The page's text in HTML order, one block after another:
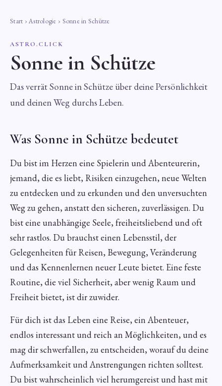
Start ›Astrologie › Sonne in Schütze
ASTRO.CLICK
Sonne in Schütze
Das verrät Sonne in Schütze über deine Persönlichkeit
und deinen Weg durchs Leben.
Was Sonne in Schütze bedeutet
Du bist im Herzen eine Spielerin und Abenteurerin,
jemand, die es liebt, Risiken einzugehen, neue Welten
zu entdecken und zu erkunden und den unversuchten
Weg zu gehen, anstatt den sicheren, zuverlässigen. Du
bist eine unabhängige Seele, freiheitsliebend und oft
sehr rastlos. Du brauchst einen Lebensstil, der
Gelegenheiten für Reisen, Bewegung, Veränderung
und das Kennenlernen neuer Leute bietet. Eine feste
Routine, die viel Sicherheit, aber wenig Raum und
Freiheit bietet, ist dir zuwider.
Für dich ist das Leben eine Reise, ein Abenteuer,
endlos interessant und reich an Möglichkeiten, und es
mag dir schwerfallen, zu entscheiden, worauf du deine
Aufmerksamkeit und Anstrengungen richten solltest.
Du bist wahrscheinlich viel herumgereist und hast mit